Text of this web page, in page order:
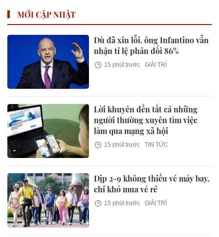
MỚI CẬP NHẬT
Dù đã xin lỗi, ông Infantino vẫn
nhận tỉ lệ phản đối 86%
15 phút trước GIẢI TRÍ
Lời khuyên đến tất cả những
người thường xuyên tìm việc
làm qua mạng xã hội
15 phút trước TIN TỨC
Dịp 2-9 không thiếu vé máy bay,
chỉ khó mua vé rẻ
15 phút trước GIẢI TRÍ